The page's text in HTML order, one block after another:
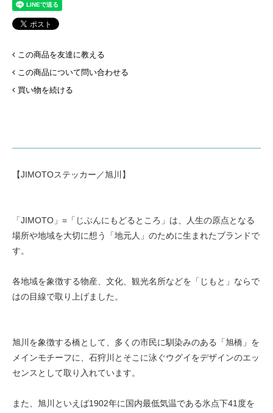
この商品を友達に教える
この商品について問い合わせる
買い物を続ける
【JIMOTOステッカー／旭川】
「JIMOTO」=「じぶんにもどるところ」は、人生の原点となる
場所や地域を大切に想う「地元人」のために生まれたブランドで
す。
各地域を象徴する物産、文化、観光名所などを「じもと」ならで
はの目線で取り上げました。
旭川を象徴する橋として、多くの市民に馴染みのある「旭橋」を
メインモチーフに、石狩川とそこに泳ぐウグイをデザインのエッ
センスとして取り入れています。
また、旭川といえば1902年に国内最低気温である氷点下41度を